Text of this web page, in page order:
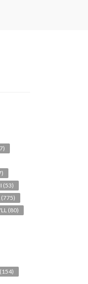
(53)
(775)
(80)
(154)